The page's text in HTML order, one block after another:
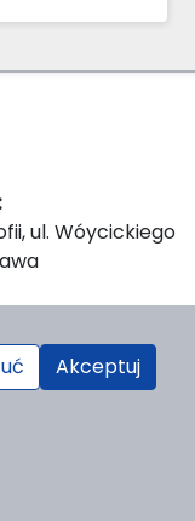
ul. Wóycickiego
5, domek
Akceptuj